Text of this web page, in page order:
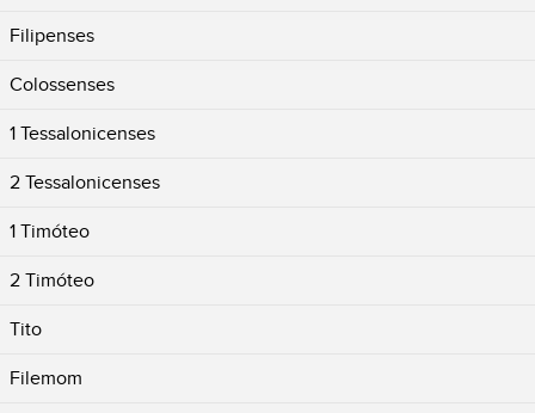
Filipenses
Colossenses
1 Tessalonicenses
2 Tessalonicenses
1 Timóteo
2 Timóteo
Tito
Filemom